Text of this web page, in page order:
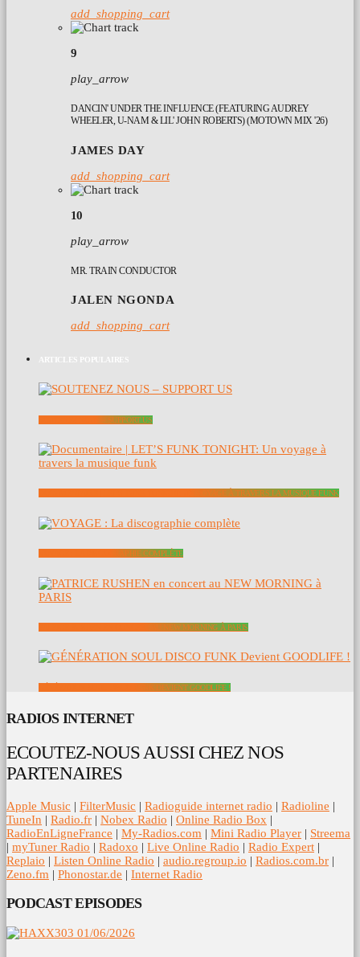
add_shopping_cart
9
play_arrow
DANCIN' UNDER THE INFLUENCE (FEATURING AUDREY
WHEELER, U-NAM & LIL' JOHN ROBERTS) (MOTOWN MIX '26)
JAMES DAY
add_shopping_cart
10
play_arrow
MR. TRAIN CONDUCTOR
JALEN NGONDA
add_shopping_cart
ARTICLES POPULAIRES
SOUTENEZ NOUS – SUPPORT US
DOCUMENTAIRE | LET’S FUNK TONIGHT: UN VOYAGE À TRAVERS LA MUSIQUE FUNK
VOYAGE : LA DISCOGRAPHIE COMPLÈTE
PATRICE RUSHEN EN CONCERT AU NEW MORNING À PARIS
GÉNÉRATION SOUL DISCO FUNK DEVIENT GOODLIFE !
RADIOS INTERNET
ECOUTEZ-NOUS AUSSI CHEZ NOS
PARTENAIRES
Apple Music | FilterMusic | Radioguide internet radio | Radioline |
TuneIn | Radio.fr | Nobex Radio | Online Radio Box |
RadioEnLigneFrance | My-Radios.com | Mini Radio Player | Streema
| myTuner Radio | Radoxo | Live Online Radio | Radio Expert |
Replaio | Listen Online Radio | audio.regroup.io | Radios.com.br |
Zeno.fm | Phonostar.de | Internet Radio
PODCAST EPISODES